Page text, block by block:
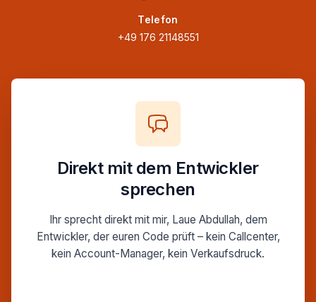
Telefon
+49 176 21148551
Direkt mit dem Entwickler
sprechen
Ihr sprecht direkt mit mir, Laue Abdullah, dem
Entwickler, der euren Code prüft – kein Callcenter,
kein Account-Manager, kein Verkaufsdruck.